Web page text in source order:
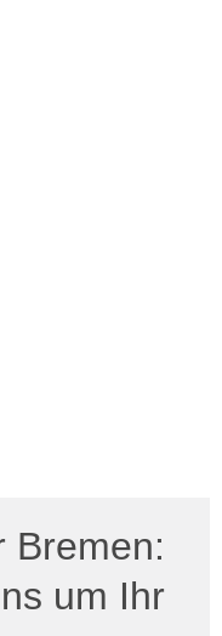
Bremen:
um Ihr